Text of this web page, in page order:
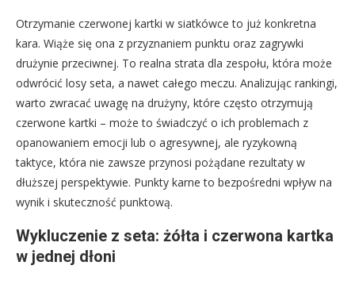
Otrzymanie czerwonej kartki w siatkówce to już konkretna
kara. Wiąże się ona z przyznaniem punktu oraz zagrywki
drużynie przeciwnej. To realna strata dla zespołu, która może
odwrócić losy seta, a nawet całego meczu. Analizując rankingi,
warto zwracać uwagę na drużyny, które często otrzymują
czerwone kartki – może to świadczyć o ich problemach z
opanowaniem emocji lub o agresywnej, ale ryzykowną
taktyce, która nie zawsze przynosi pożądane rezultaty w
dłuższej perspektywie. Punkty karne to bezpośredni wpływ na
wynik i skuteczność punktową.
Wykluczenie z seta: żółta i czerwona kartka
w jednej dłoni